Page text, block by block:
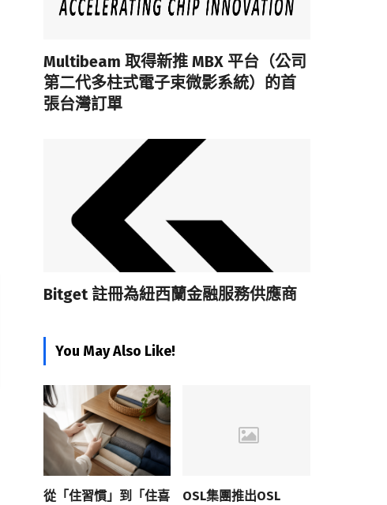
Multibeam 取得新推 MBX 平台（公司
第二代多柱式電子束微影系統）的首
張台灣訂單
Bitget 註冊為紐西蘭金融服務供應商
You May Also Like!
從「住習慣」到「住喜
OSL集團推出OSL